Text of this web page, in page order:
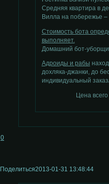
Средняя квартира в
Вилла на побережье –
Стоимость бота
выполняет.
Домашний бот-
Адроиды и рабы
дохляка-джанки, до
индивидуальный
Цена
0
Поделиться2013-01-31 13:48:44